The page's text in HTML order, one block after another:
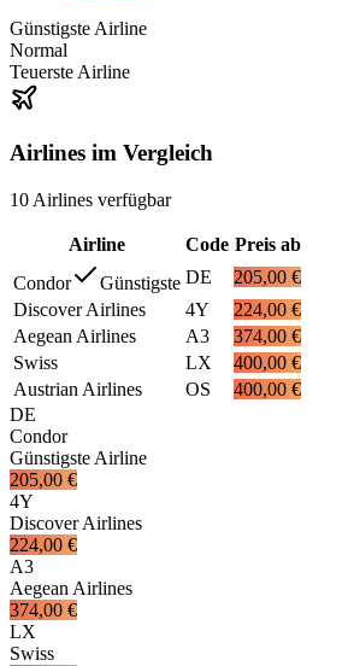
Günstigste Airline
Normal
Teuerste Airline
Airlines im Vergleich
10 Airlines verfügbar
Airline Code Preis ab
Condor
Günstigste DE
205,00 €
Discover Airlines
4Y
224,00 €
Aegean Airlines
A3
374,00 €
Swiss
LX
400,00 €
Austrian Airlines
OS
400,00 €
DE
Condor
Günstigste Airline
205,00 €
4Y
Discover Airlines
224,00 €
A3
Aegean Airlines
374,00 €
LX
Swiss